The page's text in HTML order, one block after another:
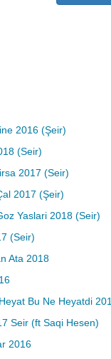
2016 (Şeir)
(Seir)
2017 (Seir)
2017 (Şeir)
Yaslari 2018 (Seir)
(Seir)
Ata 2018
Bu Ne Heyatdi
Seir (ft Saqi Hesen)
2016